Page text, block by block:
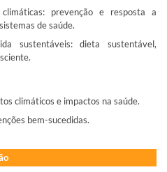
prevenção e resposta a
de saúde.
sustentáveis: dieta sustentável,
climáticos e impactos na saúde.
bem-sucedidas.